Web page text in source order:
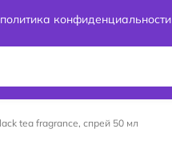
конфиденциальности
tea fragrance, спрей 50 мл